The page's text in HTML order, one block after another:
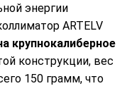
энергии
ARTELV
крупнокалиберное
конструкции, вес
150 грамм, что